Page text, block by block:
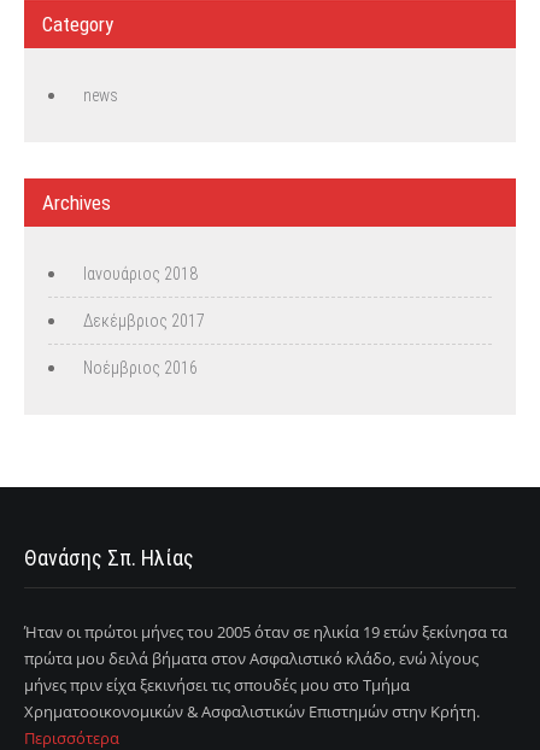
Category
news
Archives
Ιανουάριος 2018
Δεκέμβριος 2017
Νοέμβριος 2016
Θανάσης Σπ. Ηλίας
Ήταν οι πρώτοι μήνες του 2005 όταν σε ηλικία 19 ετών ξεκίνησα τα
πρώτα μου δειλά βήματα στον Ασφαλιστικό κλάδο, ενώ λίγους
μήνες πριν είχα ξεκινήσει τις σπουδές μου στο Τμήμα
Χρηματοοικονομικών & Ασφαλιστικών Επιστημών στην Κρήτη.
Περισσότερα